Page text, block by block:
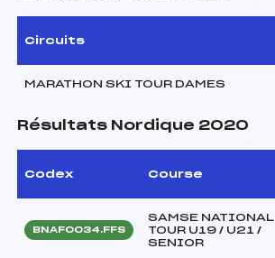
Circuits
MARATHON SKI TOUR DAMES
Résultats Nordique 2020
Codex Course
BNAF0034.FFS
SAMSE NATIONAL
TOUR U19 / U21 /
SENIOR